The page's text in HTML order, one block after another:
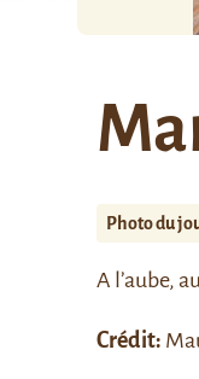
Photo du
A l’aube,
Crédit: